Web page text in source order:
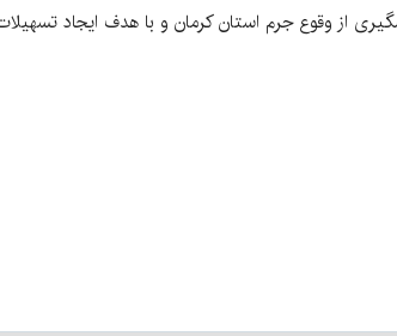
از وقوع جرم استان کرمان و با هدف ایجاد